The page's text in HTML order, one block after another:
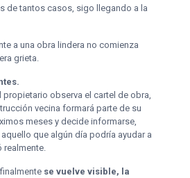
de tantos casos, sigo llegando a la
a una obra lindera no comienza
grieta.
propietario observa el cartel de obra,
vecina formará parte de su
meses y decide informarse,
que algún día podría ayudar a
se vuelve visible, la